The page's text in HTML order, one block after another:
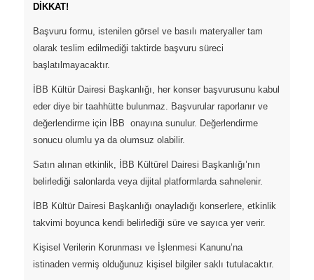
DİKKAT!
Başvuru formu, istenilen görsel ve basılı materyaller tam
olarak teslim edilmediği taktirde başvuru süreci
başlatılmayacaktır.
İBB Kültür Dairesi Başkanlığı, her konser başvurusunu kabul
eder diye bir taahhütte bulunmaz. Başvurular raporlanır ve
değerlendirme için İBB onayına sunulur. Değerlendirme
sonucu olumlu ya da olumsuz olabilir.
Satın alınan etkinlik, İBB Kültürel Dairesi Başkanlığı’nın
belirlediği salonlarda veya dijital platformlarda sahnelenir.
İBB Kültür Dairesi Başkanlığı onayladığı konserlere, etkinlik
takvimi boyunca kendi belirlediği süre ve sayıca yer verir.
Kişisel Verilerin Korunması ve İşlenmesi Kanunu’na
istinaden vermiş olduğunuz kişisel bilgiler saklı tutulacaktır.